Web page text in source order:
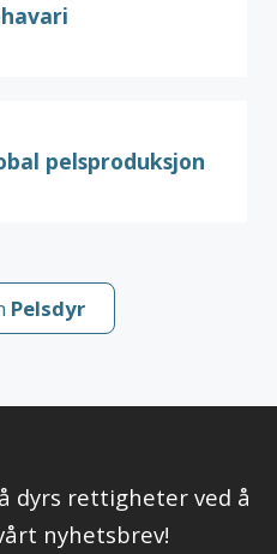
pelsproduksjon
Pelsdyr
dyrs rettigheter ved å
nyhetsbrev!